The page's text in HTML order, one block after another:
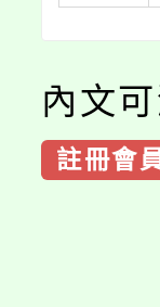
內文
註冊會